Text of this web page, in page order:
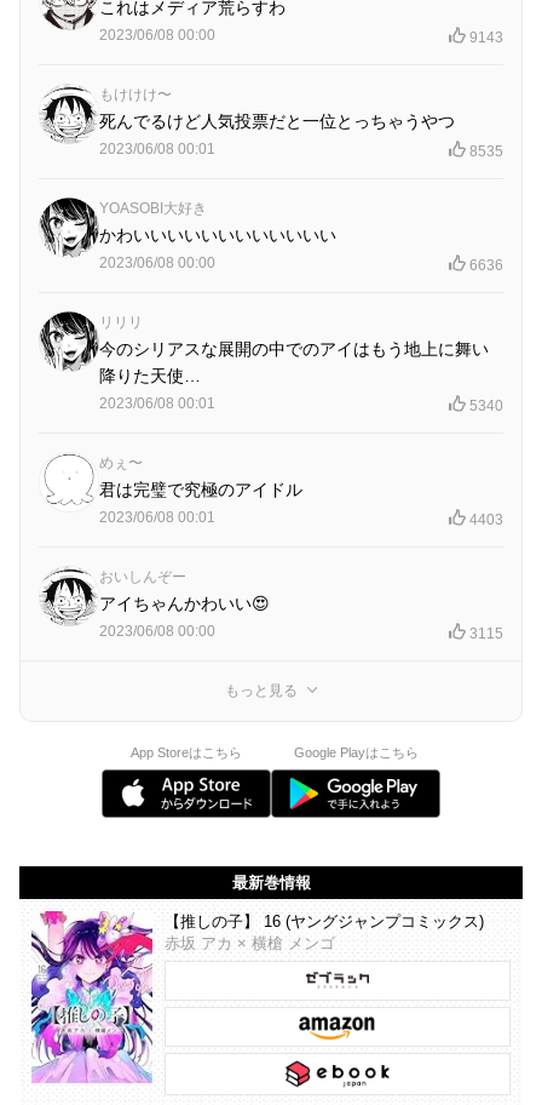
これはメディア荒らすわ
2023/06/08 00:00 9143
もけけけ〜
死んでるけど人気投票だと一位とっちゃうやつ
2023/06/08 00:01 8535
YOASOBI大好き
かわいいいいいいいいいいいい
2023/06/08 00:00 6636
リリリ
今のシリアスな展開の中でのアイはもう地上に舞い
降りた天使…
2023/06/08 00:01 5340
めぇ〜
君は完璧で究極のアイドル
2023/06/08 00:01 4403
おいしんぞー
アイちゃんかわいい😍
2023/06/08 00:00 3115
もっと見る
App Storeはこちら Google Playはこちら
最新巻情報
【推しの子】 16 (ヤングジャンプコミックス)
赤坂 アカ × 横槍 メンゴ